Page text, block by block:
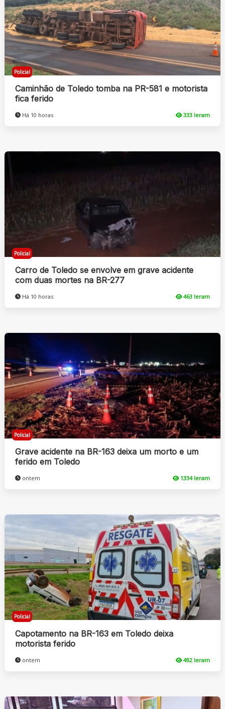
Policial
Caminhão de Toledo tomba na PR-581 e motorista
fica ferido
Há 10 horas 333 leram
Policial
Carro de Toledo se envolve em grave acidente
com duas mortes na BR-277
Há 10 horas 463 leram
Policial
Grave acidente na BR-163 deixa um morto e um
ferido em Toledo
ontem 1334 leram
Policial
Capotamento na BR-163 em Toledo deixa
motorista ferido
ontem 492 leram